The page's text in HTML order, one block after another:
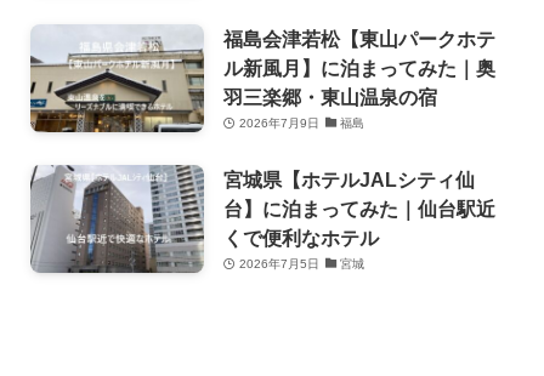
福島会津若松【東山パークホテ
ル新風月】に泊まってみた｜奥
羽三楽郷・東山温泉の宿
2026年7月9日 福島
宮城県【ホテルJALシティ仙
台】に泊まってみた｜仙台駅近
くで便利なホテル
2026年7月5日 宮城